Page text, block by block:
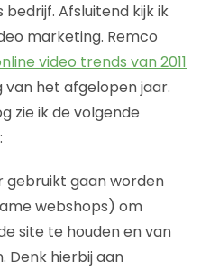
Afsluitend kijk ik
marketing. Remco
video trends van 2011
het afgelopen jaar.
zie ik de volgende
gebruikt gaan worden
webshops) om
site te houden en van
Denk hierbij aan